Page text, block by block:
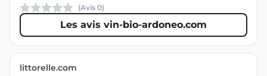
(Avis 0)
Les avis vin-bio-ardoneo.com
littorelle.com